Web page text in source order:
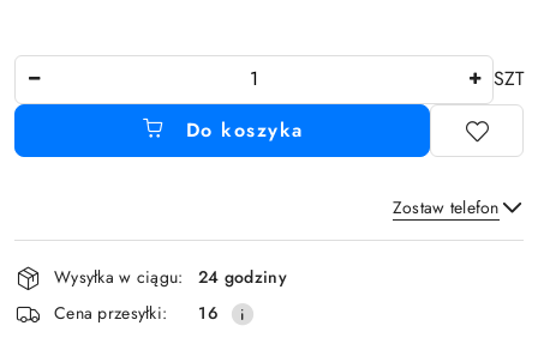
SZT
Do koszyka
Zostaw telefon
Wyślij
Dostępność
i
dostawa
Wysyłka w ciągu:
24 godziny
Cena przesyłki:
16